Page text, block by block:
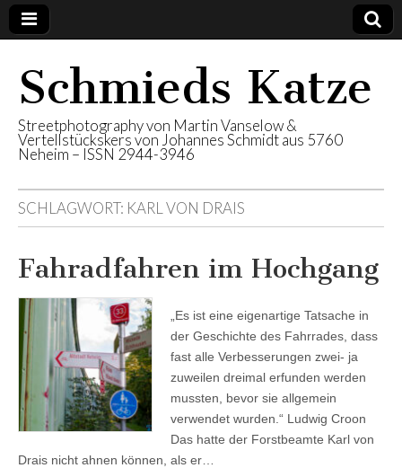
Schmieds Katze
Streetphotography von Martin Vanselow &
Vertellstückskers von Johannes Schmidt aus 5760
Neheim – ISSN 2944-3946
SCHLAGWORT: KARL VON DRAIS
Fahradfahren im Hochgang
„Es ist eine eigenartige Tatsache in
der Geschichte des Fahrrades, dass
fast alle Verbesserungen zwei- ja
zuweilen dreimal erfunden werden
mussten, bevor sie allgemein
verwendet wurden.“ Ludwig Croon
Das hatte der Forstbeamte Karl von
Drais nicht ahnen können, als er…